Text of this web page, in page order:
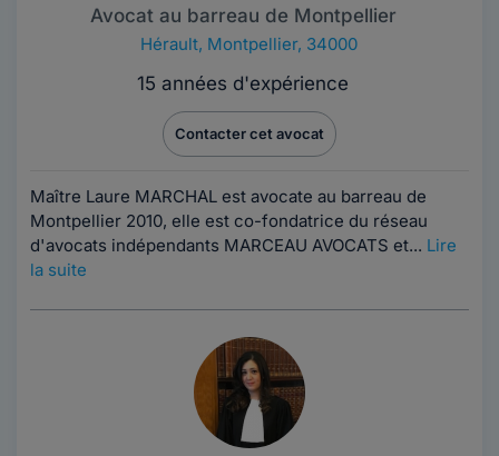
Avocat au barreau de Montpellier
Hérault, Montpellier, 34000
15 années d'expérience
Contacter cet avocat
Maître Laure MARCHAL est avocate au barreau de
Montpellier 2010, elle est co-fondatrice du réseau
d'avocats indépendants MARCEAU AVOCATS et... Lire
la suite